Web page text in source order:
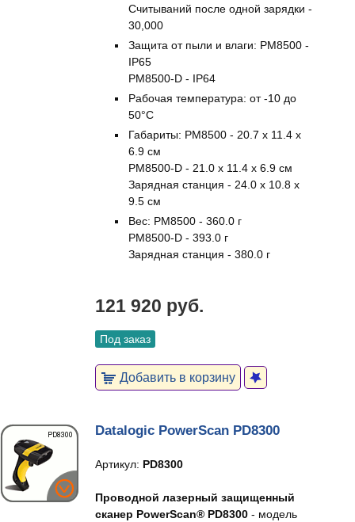
Считываний после одной зарядки -
30,000
Защита от пыли и влаги: PM8500 -
IP65
PM8500-D - IP64
Рабочая температура: от -10 до
50°C
Габариты: PM8500 - 20.7 x 11.4 x
6.9 см
PM8500-D - 21.0 x 11.4 x 6.9 см
Зарядная станция - 24.0 x 10.8 x
9.5 см
Вес: PM8500 - 360.0 г
PM8500-D - 393.0 г
Зарядная станция - 380.0 г
121 920 руб.
Под заказ
Добавить в корзину
Datalogic PowerScan PD8300
Артикул: PD8300
Проводной лазерный защищенный
сканер PowerScan® PD8300 - модель